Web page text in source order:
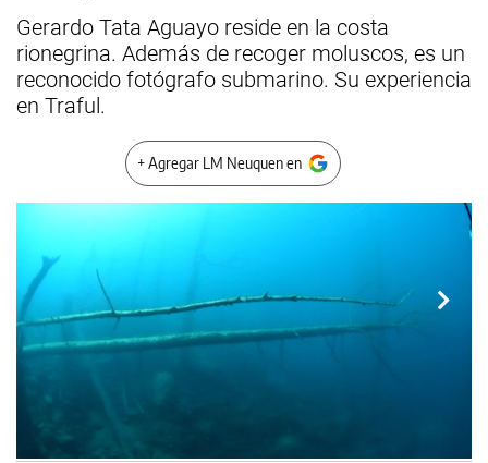
Gerardo Tata Aguayo reside en la costa
rionegrina. Además de recoger moluscos, es un
reconocido fotógrafo submarino. Su experiencia
en Traful.
+ Agregar LM Neuquen en